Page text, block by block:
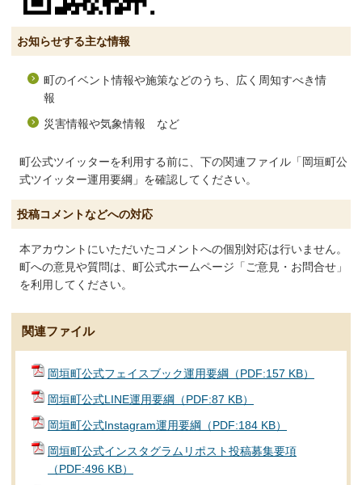
お知らせする主な情報
町のイベント情報や施策などのうち、広く周知すべき情
報
災害情報や気象情報 など
町公式ツイッターを利用する前に、下の関連ファイル「岡垣町公
式ツイッター運用要綱」を確認してください。
投稿コメントなどへの対応
本アカウントにいただいたコメントへの個別対応は行いません。
町への意見や質問は、町公式ホームページ「ご意見・お問合せ」
を利用してください。
関連ファイル
岡垣町公式フェイスブック運用要綱（PDF:157 KB）
岡垣町公式LINE運用要綱（PDF:87 KB）
岡垣町公式Instagram運用要綱（PDF:184 KB）
岡垣町公式インスタグラムリポスト投稿募集要項
（PDF:496 KB）